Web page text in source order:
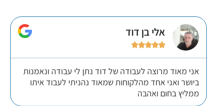
אלי בן דוד





אני מאוד מרוצה לעבודה של דוד נתן לי עבודה ונאמנות
ביושר ואני אחד מהלקוחות שמאוד נהניתי לעבוד איתו
ממליץ בחום ואהבה